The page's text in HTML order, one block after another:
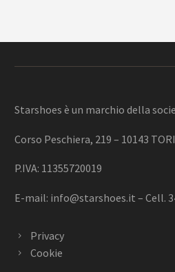
Starshoes è un marchio della
Corso Peschiera, 219 – 10143
P.IVA: 11355720019
E-mail: info@starshoes.it – Cell.
Privacy
Cookie